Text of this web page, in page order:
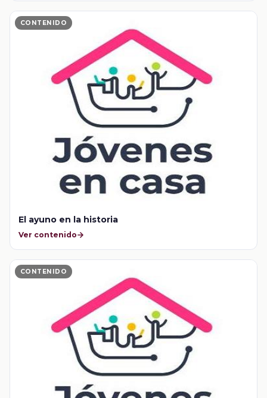
CONTENIDO
El ayuno en la historia
Ver contenido
CONTENIDO